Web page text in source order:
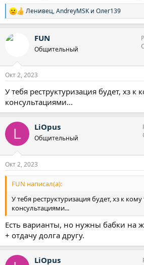
Р
е
к
Ленивец,AndreyMSKи Олег139
FUN
Общительный
Окт 2, 2023
У тебя реструктуризация будет, хз к
консультациями...
L LiOpus
Общительный
Окт 2, 2023
FUN написал(а):
У тебя реструктуризация будет, хз к
консультациями...
Есть варианты, но нужны бабки на
+ отдачу долга другу.
LiOpus